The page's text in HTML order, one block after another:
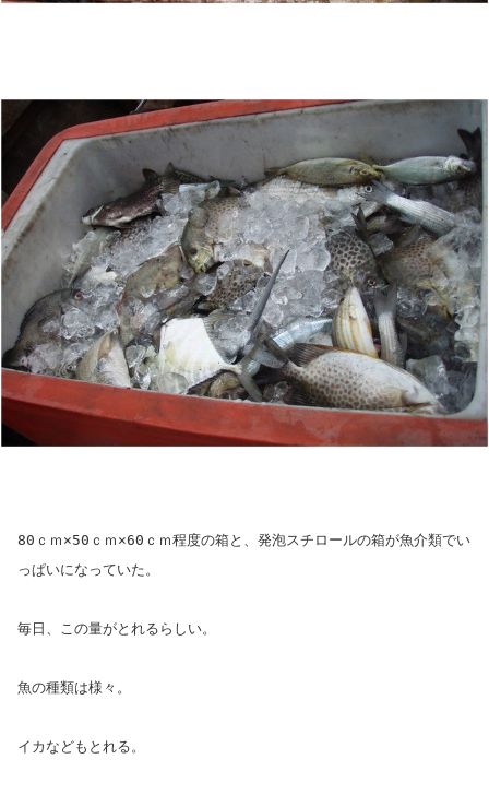
80ｃｍ×50ｃｍ×60ｃｍ程度の箱と、発泡スチロールの箱が魚介類でい
っぱいになっていた。
毎日、この量がとれるらしい。
魚の種類は様々。
イカなどもとれる。